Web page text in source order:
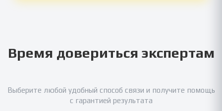
Время довериться экспертам
Выберите любой удобный способ связи и получите помощь
с гарантией результата